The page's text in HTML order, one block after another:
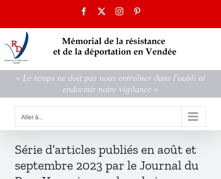
contenu
Facebook Instagram
« Le temps ne doit pas nous entraîner dans l'oubli ni
endormir notre vigilance »
Aller à...
Série d’articles publiés en août et
septembre 2023 par le Journal du